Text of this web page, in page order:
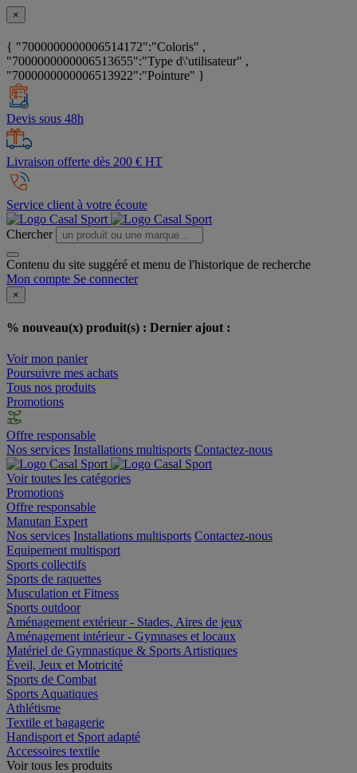
×
{ "7000000000006514172":"Coloris" ,
"7000000000006513655":"Type d\'utilisateur" ,
"7000000000006513922":"Pointure" }
Devis sous 48h
Livraison offerte dès 200 € HT
Service client à votre écoute
Chercher
Contenu du site suggéré et menu de l'historique de recherche
Mon compte Se connecter
×
% nouveau(x) produit(s) : Dernier ajout :
Voir mon panier
Poursuivre mes achats
Tous nos produits
Promotions
Offre responsable
Nos services Installations multisports Contactez-nous
Voir toutes les catégories
Promotions
Offre responsable
Manutan Expert
Nos services Installations multisports Contactez-nous
Equipement multisport
Sports collectifs
Sports de raquettes
Musculation et Fitness
Sports outdoor
Aménagement extérieur - Stades, Aires de jeux
Aménagement intérieur - Gymnases et locaux
Matériel de Gymnastique & Sports Artistiques
Éveil, Jeux et Motricité
Sports de Combat
Sports Aquatiques
Athlétisme
Textile et bagagerie
Handisport et Sport adapté
Accessoires textile
Voir tous les produits